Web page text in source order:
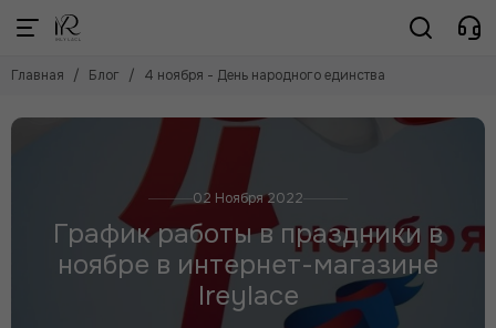
Главная Блог 4 ноября - День народного единства
02 Ноября 2022
График работы в праздники в
ноябре в интернет-магазине
Ireylace